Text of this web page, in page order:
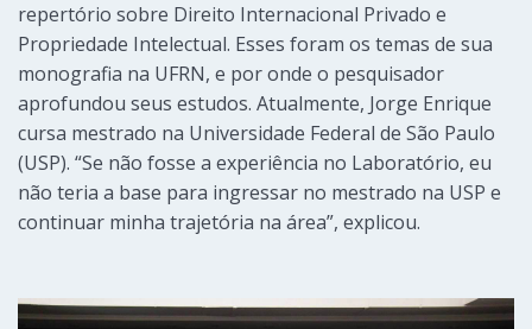
repertório sobre Direito Internacional Privado e
Propriedade Intelectual. Esses foram os temas de sua
monografia na UFRN, e por onde o pesquisador
aprofundou seus estudos. Atualmente, Jorge Enrique
cursa mestrado na Universidade Federal de São Paulo
(USP). “Se não fosse a experiência no Laboratório, eu
não teria a base para ingressar no mestrado na USP e
continuar minha trajetória na área”, explicou.